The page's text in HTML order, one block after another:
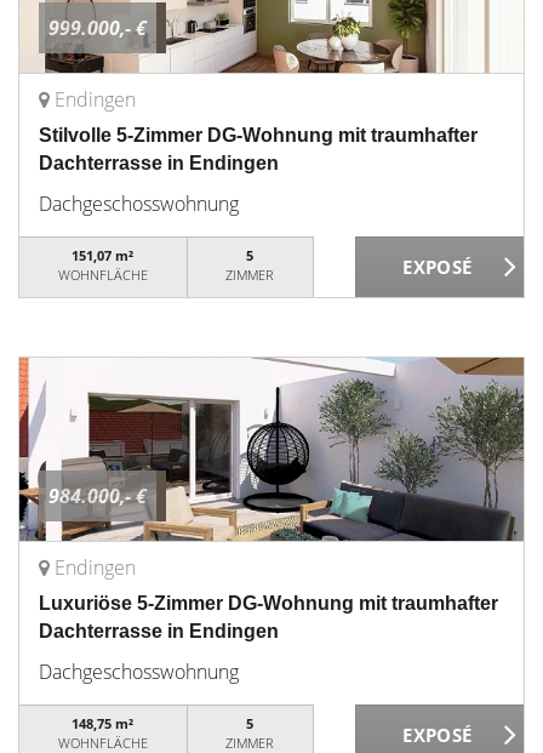
999.000,- €
Endingen
Stilvolle 5-Zimmer DG-Wohnung mit traumhafter
Dachterrasse in Endingen
Dachgeschosswohnung
151,07 m²
WOHNFLÄCHE
5
ZIMMER
984.000,- €
Endingen
Luxuriöse 5-Zimmer DG-Wohnung mit traumhafter
Dachterrasse in Endingen
Dachgeschosswohnung
148,75 m²
WOHNFLÄCHE
5
ZIMMER